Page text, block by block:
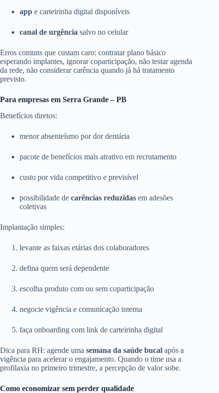
app e carteirinha digital disponíveis
canal de urgência salvo no celular
Erros comuns que custam caro: contratar plano básico
esperando implantes, ignorar coparticipação, não testar agenda
da rede, não considerar carência quando já há tratamento
previsto.
Para empresas em Serra Grande – PB
Benefícios diretos:
menor absenteísmo por dor dentária
pacote de benefícios mais atrativo em recrutamento
custo por vida competitivo e previsível
possibilidade de carências reduzidas em adesões
coletivas
Implantação simples:
levante as faixas etárias dos colaboradores
defina quem será dependente
escolha produto com ou sem coparticipação
negocie vigência e comunicação interna
faça onboarding com link de carteirinha digital
Dica para RH: agende uma semana da saúde bucal após a
vigência para acelerar o engajamento. Quando o time usa a
profilaxia no primeiro trimestre, a percepção de valor sobe.
Como economizar sem perder qualidade